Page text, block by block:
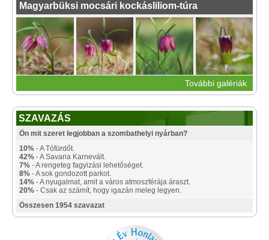
Magyarbüksi mocsári kockásliliom-túra
További galériák
SZAVAZÁS
Ön mit szeret legjobban a szombathelyi nyárban?
10% - A Tófürdőt.
42% - A Savaria Karnevált.
7% - A rengeteg fagyizási lehetőséget.
8% - A sok gondozott parkot.
14% - A nyugalmat, amit a város atmoszférája áraszt.
20% - Csak az számít, hogy igazán meleg legyen.
Összesen 1954 szavazat